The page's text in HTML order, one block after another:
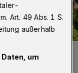
Art. 49 Abs. 1 S.
außerhalb
um